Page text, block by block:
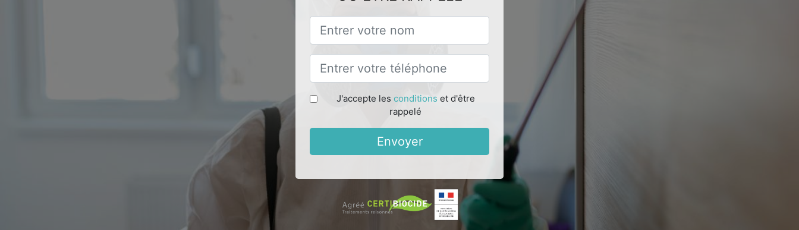
J'accepte les conditions et d'être
rappelé
Envoyer